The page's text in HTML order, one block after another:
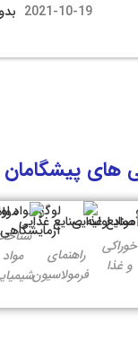
2021-10-19
های
خوراکی
و غذا
راهنمای
فرمولاسیون
مواد